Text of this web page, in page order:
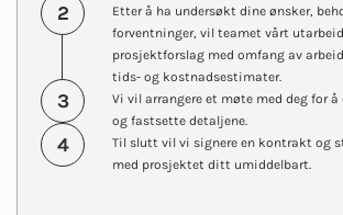
2
Etter å ha undersøkt dine ønsker,
forventninger, vil teamet vårt
prosjektforslag med omfang av
tids- og kostnadsestimater.
3
Vi vil arrangere et møte med deg for
og fastsette detaljene.
4
Til slutt vil vi signere en kontrakt og
med prosjektet ditt umiddelbart.